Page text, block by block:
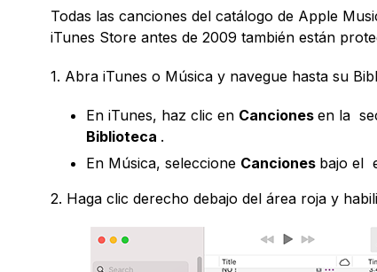
Todas las canciones del catálogo de Apple
iTunes Store antes de 2009 también están
1. Abra iTunes o Música y navegue hasta su
En iTunes, haz clic en Canciones en la
Biblioteca .
En Música, seleccione Canciones bajo el
2. Haga clic derecho debajo del área roja y